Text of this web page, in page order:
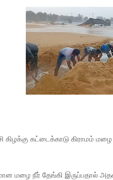
கட்டைக்காடு கிராமம் மழை
மழை நீர் தேங்கி இருப்பதால்